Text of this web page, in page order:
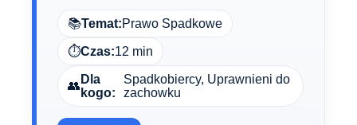
📚Temat:Prawo Spadkowe
⏱️Czas:12 min
👥 Dla
kogo:
Spadkobiercy, Uprawnieni do
zachowku